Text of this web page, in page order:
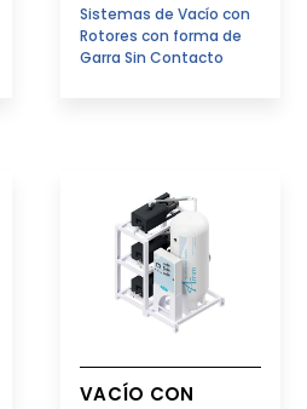
Sistemas de Vacío con
Rotores con forma de
Garra Sin Contacto
VACÍO CON